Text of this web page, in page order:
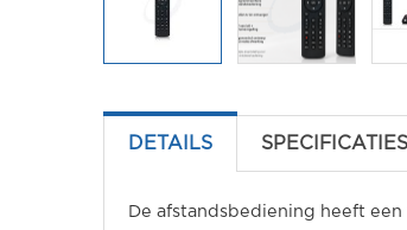
DETAILS SPECIFICATIES
De afstandsbediening heeft